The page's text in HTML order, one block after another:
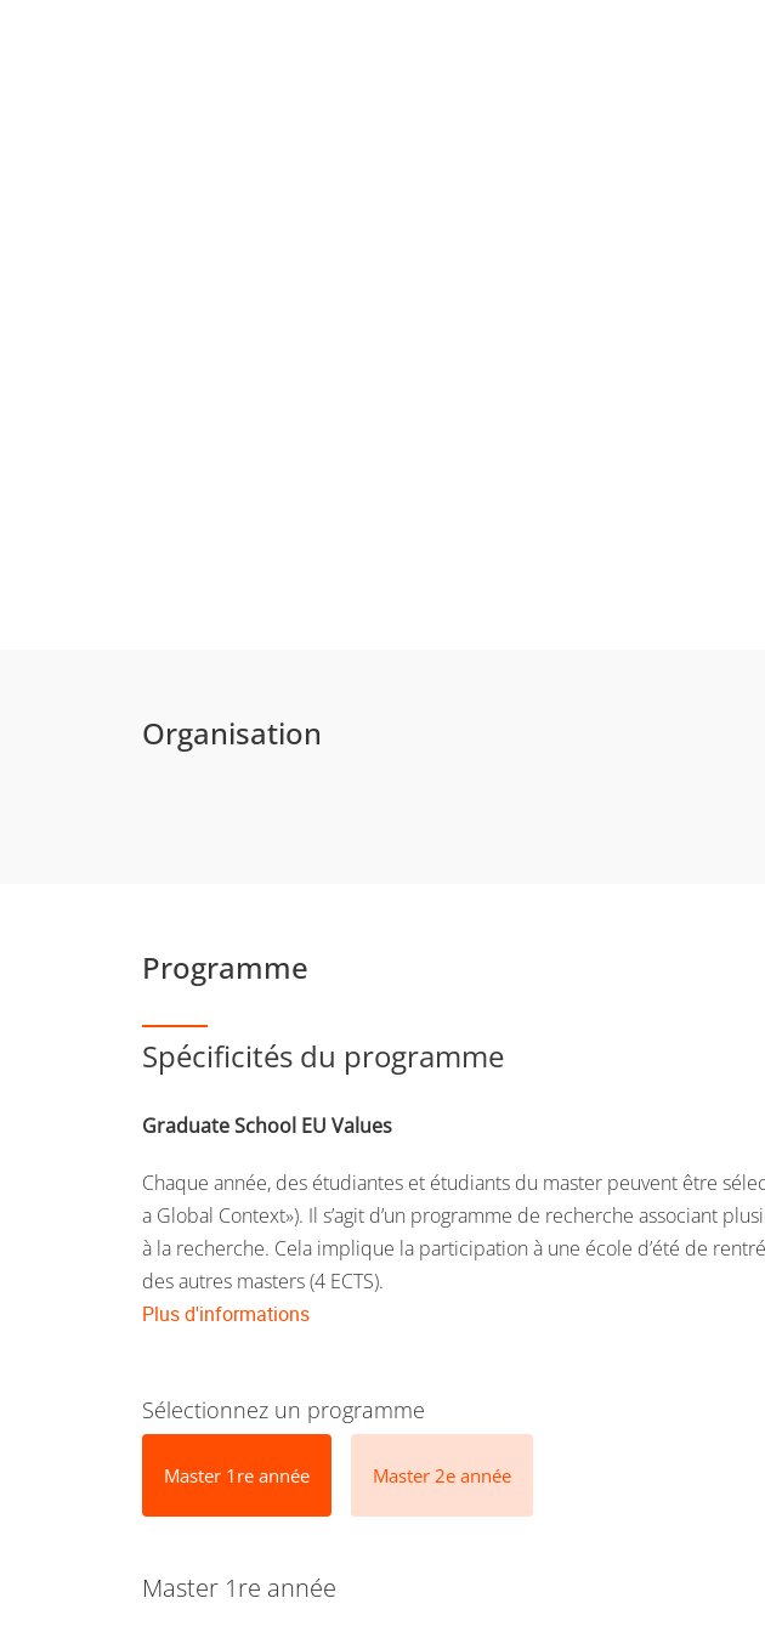
Organisation
Programme
Spécificités du programme
Graduate School EU Values
Chaque année, des étudiantes et étudiants du master peuvent être
a Global Context»). Il s’agit d’un programme de recherche associant
à la recherche. Cela implique la participation à une école d’été de
des autres masters (4 ECTS).
Plus d'informations
Sélectionnez un programme
Master 1re année Master 2e année
Master 1re année